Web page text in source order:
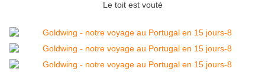
Le toit est vouté